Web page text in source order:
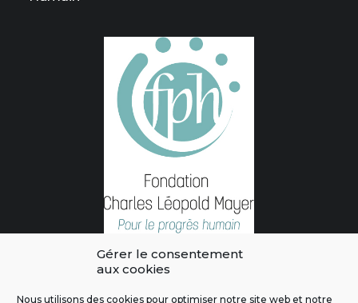
Gérer le consentement
aux cookies
Nous utilisons des cookies pour optimiser notre site web et notre